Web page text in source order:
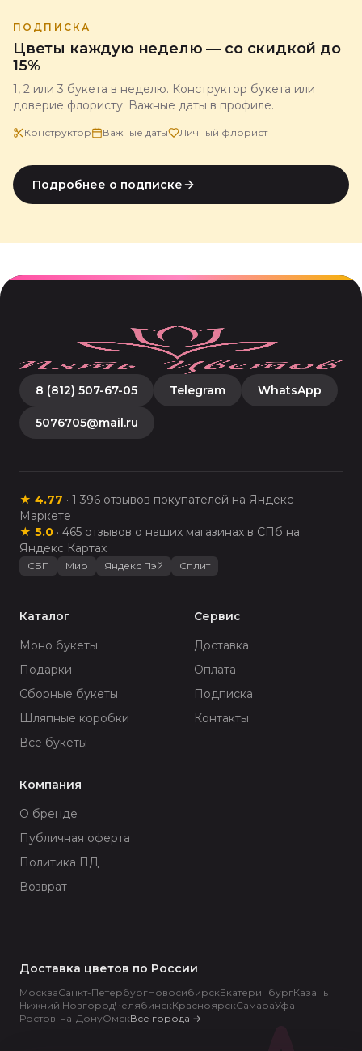
ПОДПИСКА
Цветы каждую неделю — со скидкой до
15%
1, 2 или 3 букета в неделю. Конструктор букета или
доверие флористу. Важные даты в профиле.
Конструктор Важные даты Личный флорист
Подробнее о подписке
8 (812) 507-67-05 Telegram WhatsApp
5076705@mail.ru
★ 4.77 · 1 396 отзывов покупателей на Яндекс
Маркете
★ 5.0 · 465 отзывов о наших магазинах в СПб на
Яндекс Картах
СБП Мир Яндекс Пэй Сплит
Каталог
Моно букеты
Подарки
Сборные букеты
Шляпные коробки
Все букеты
Сервис
Доставка
Оплата
Подписка
Контакты
Компания
О бренде
Публичная оферта
Политика ПД
Возврат
Доставка цветов по России
МоскваСанкт-ПетербургНовосибирскЕкатеринбургКазань
Нижний НовгородЧелябинскКрасноярскСамараУфа
Ростов-на-ДонуОмскВсе города →